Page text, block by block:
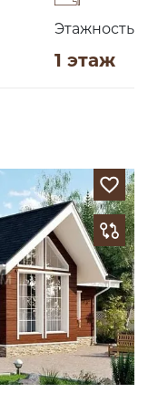
Этажность
1 этаж